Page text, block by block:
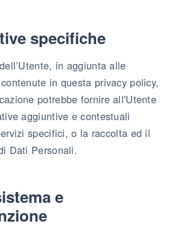
specifiche
in aggiunta alle
in questa privacy policy,
potrebbe fornire all'Utente
aggiuntive e contestuali
specifici, o la raccolta ed il
Dati Personali.
e